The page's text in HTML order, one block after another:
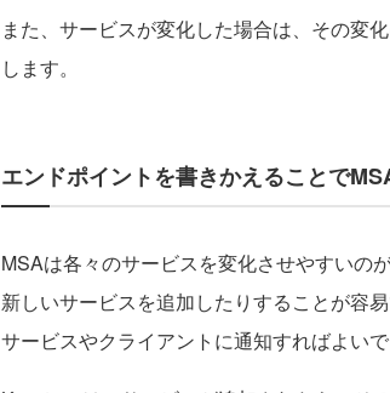
また、サービスが変化した場合は、その変
します。
エンドポイントを書きかえることで
MSAは各々のサービスを変化させやすいの
新しいサービスを追加したりすることが容
サービスやクライアントに通知すればよいで